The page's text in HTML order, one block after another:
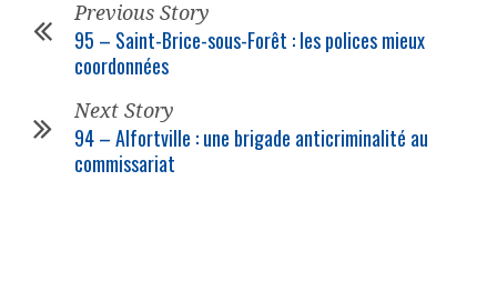
Previous Story
95 – Saint-Brice-sous-Forêt : les polices mieux
coordonnées
Next Story
94 – Alfortville : une brigade anticriminalité au
commissariat